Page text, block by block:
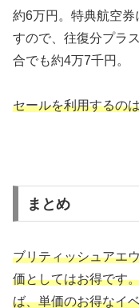
約6万円。特典航空
すので、往復分プラ
合でも約4万7千円。
セールを利用するの
まとめ
ブリティッシュアエ
価としてはお得です
ば、単価のお得なイ